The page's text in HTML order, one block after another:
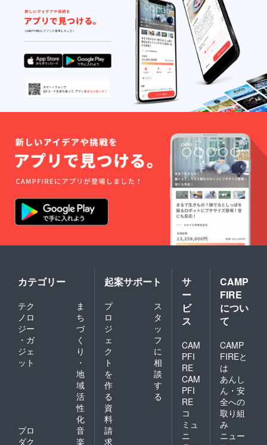
カテゴリー
テク
ノロ
ジー
・ガ
ジェ
ット
ま
ち
づ
く
り
・
地
域
活
性
化
プロ
ダク
音
楽
起案サポート
プ
ロ
ジ
ェ
ク
ト
を
作
る
ス
タ
ッ
フ
に
相
談
す
る
資
料
請
求
サ
ー
ビ
ス
CAM
PFI
RE
CAM
PFI
RE
コ
ミュ
ニ
CAMP
FIRE
につい
て
CAMP
FIREと
は
あんし
ん・安
全への
取り組
み
ニュー